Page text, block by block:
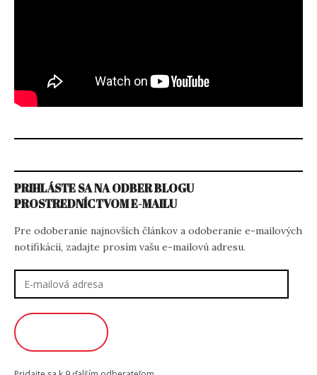
PRIHLÁSTE SA NA ODBER BLOGU
PROSTREDNÍCTVOM E-MAILU
Pre odoberanie najnovších článkov a odoberanie e-mailových
notifikácií, zadajte prosím vašu e-mailovú adresu.